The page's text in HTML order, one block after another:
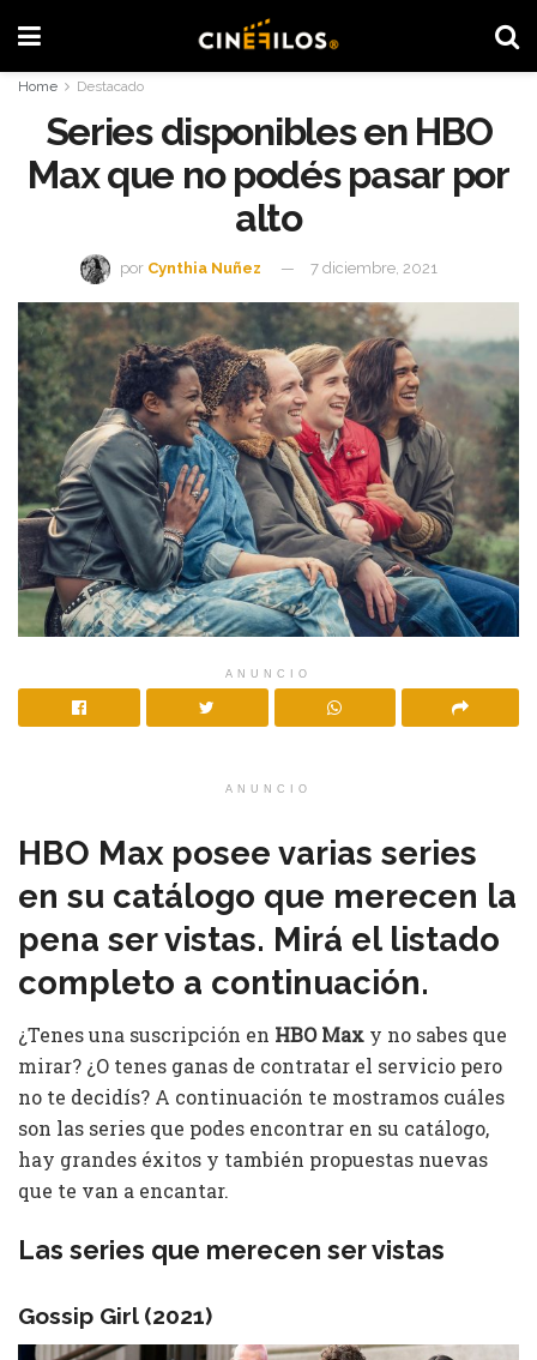
Home Destacado
Series disponibles en HBO
Max que no podés pasar por
alto
por Cynthia Nuñez 7 diciembre, 2021
ANUNCIO
ANUNCIO
HBO Max posee varias series
en su catálogo que merecen la
pena ser vistas. Mirá el listado
completo a continuación.
¿Tenes una suscripción en HBO Max y no sabes que
mirar? ¿O tenes ganas de contratar el servicio pero
no te decidís? A continuación te mostramos cuáles
son las series que podes encontrar en su catálogo,
hay grandes éxitos y también propuestas nuevas
que te van a encantar.
Las series que merecen ser vistas
Gossip Girl (2021)